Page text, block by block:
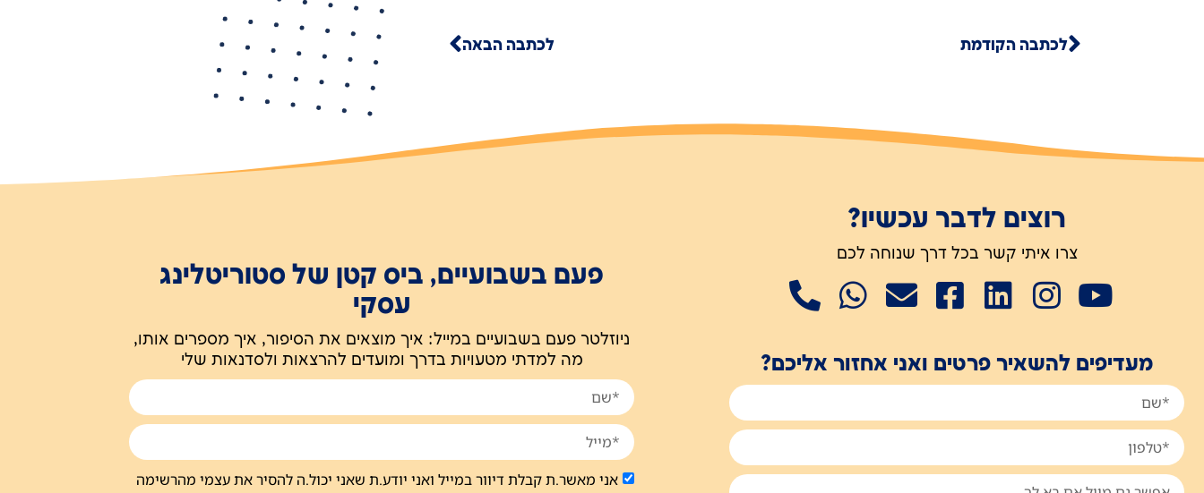
לכתבה הקודמת לכתבה הבאה
רוצים לדבר עכשיו?
צרו איתי קשר בכל דרך שנוחה לכם
מעדיפים להשאיר פרטים ואני אחזור אליכם?
פעם בשבועיים, ביס קטן של סטוריטלינג
עסקי
ניוזלטר פעם בשבועיים במייל: איך מוצאים את הסיפור, איך מספרים אותו,
מה למדתי מטעויות בדרך ומועדים להרצאות ולסדנאות שלי
אני מאשר.ת קבלת דיוור במייל ואני יודע.ת שאני יכול.ה להסיר את עצמי מהרשימה